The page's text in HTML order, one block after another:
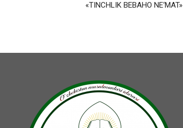
«TINCHLIK BEBAHO NE‘MAT»